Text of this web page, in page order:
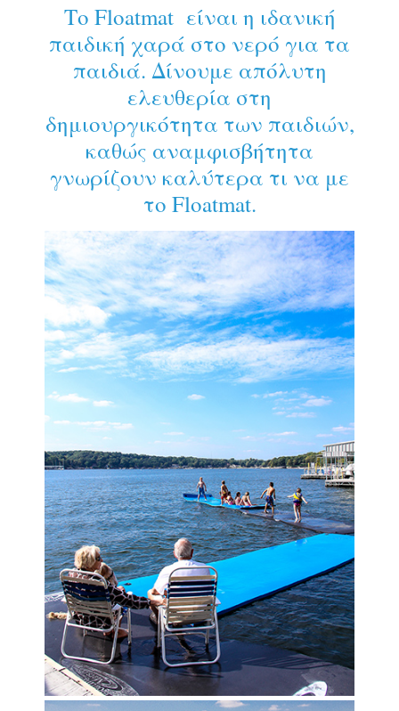
Το Floatmat είναι η ιδανική
παιδική χαρά στο νερό για τα
παιδιά. Δίνουμε απόλυτη
ελευθερία στη
δημιουργικότητα των παιδιών,
καθώς αναμφισβήτητα
γνωρίζουν καλύτερα τι να με
το Floatmat.